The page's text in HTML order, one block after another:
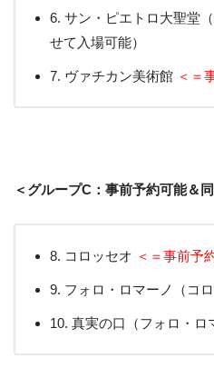
6. サン・ピエトロ大聖堂
せて入場可能）
7. ヴァチカン美術館 ＜＝
＜グループC：事前予約可能＆
8. コロッセオ ＜＝事前予
9. フォロ・ロマーノ（コ
10. 真実の口（フォロ・ロ